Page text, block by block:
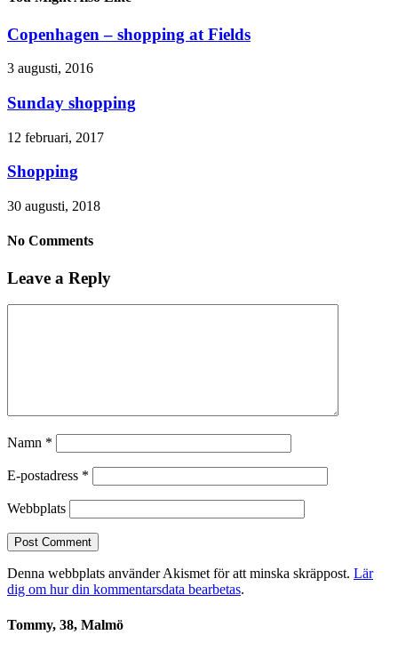
Copenhagen – shopping at Fields
3 augusti, 2016
Sunday shopping
12 februari, 2017
Shopping
30 augusti, 2018
No Comments
Leave a Reply
Namn *
E-postadress *
Webbplats
Denna webbplats använder Akismet för att minska skräppost. Lär
dig om hur din kommentarsdata bearbetas.
Tommy, 38, Malmö